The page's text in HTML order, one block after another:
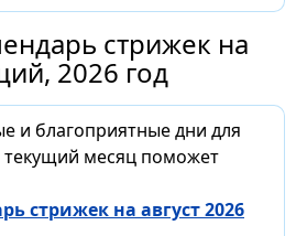
стрижек на
2026 год
и благоприятные дни для
текущий месяц поможет
стрижек на август 2026